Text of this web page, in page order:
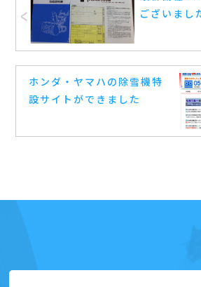
ございまし
ホンダ・ヤマハの除雪機特
設サイトができました